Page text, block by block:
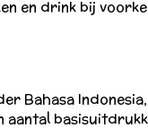
en drink bij
Bahasa
aantal